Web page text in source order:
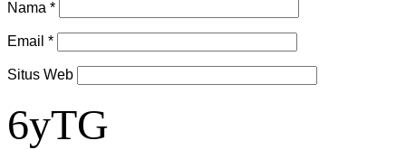
Nama *
Email *
Situs Web
6yTG